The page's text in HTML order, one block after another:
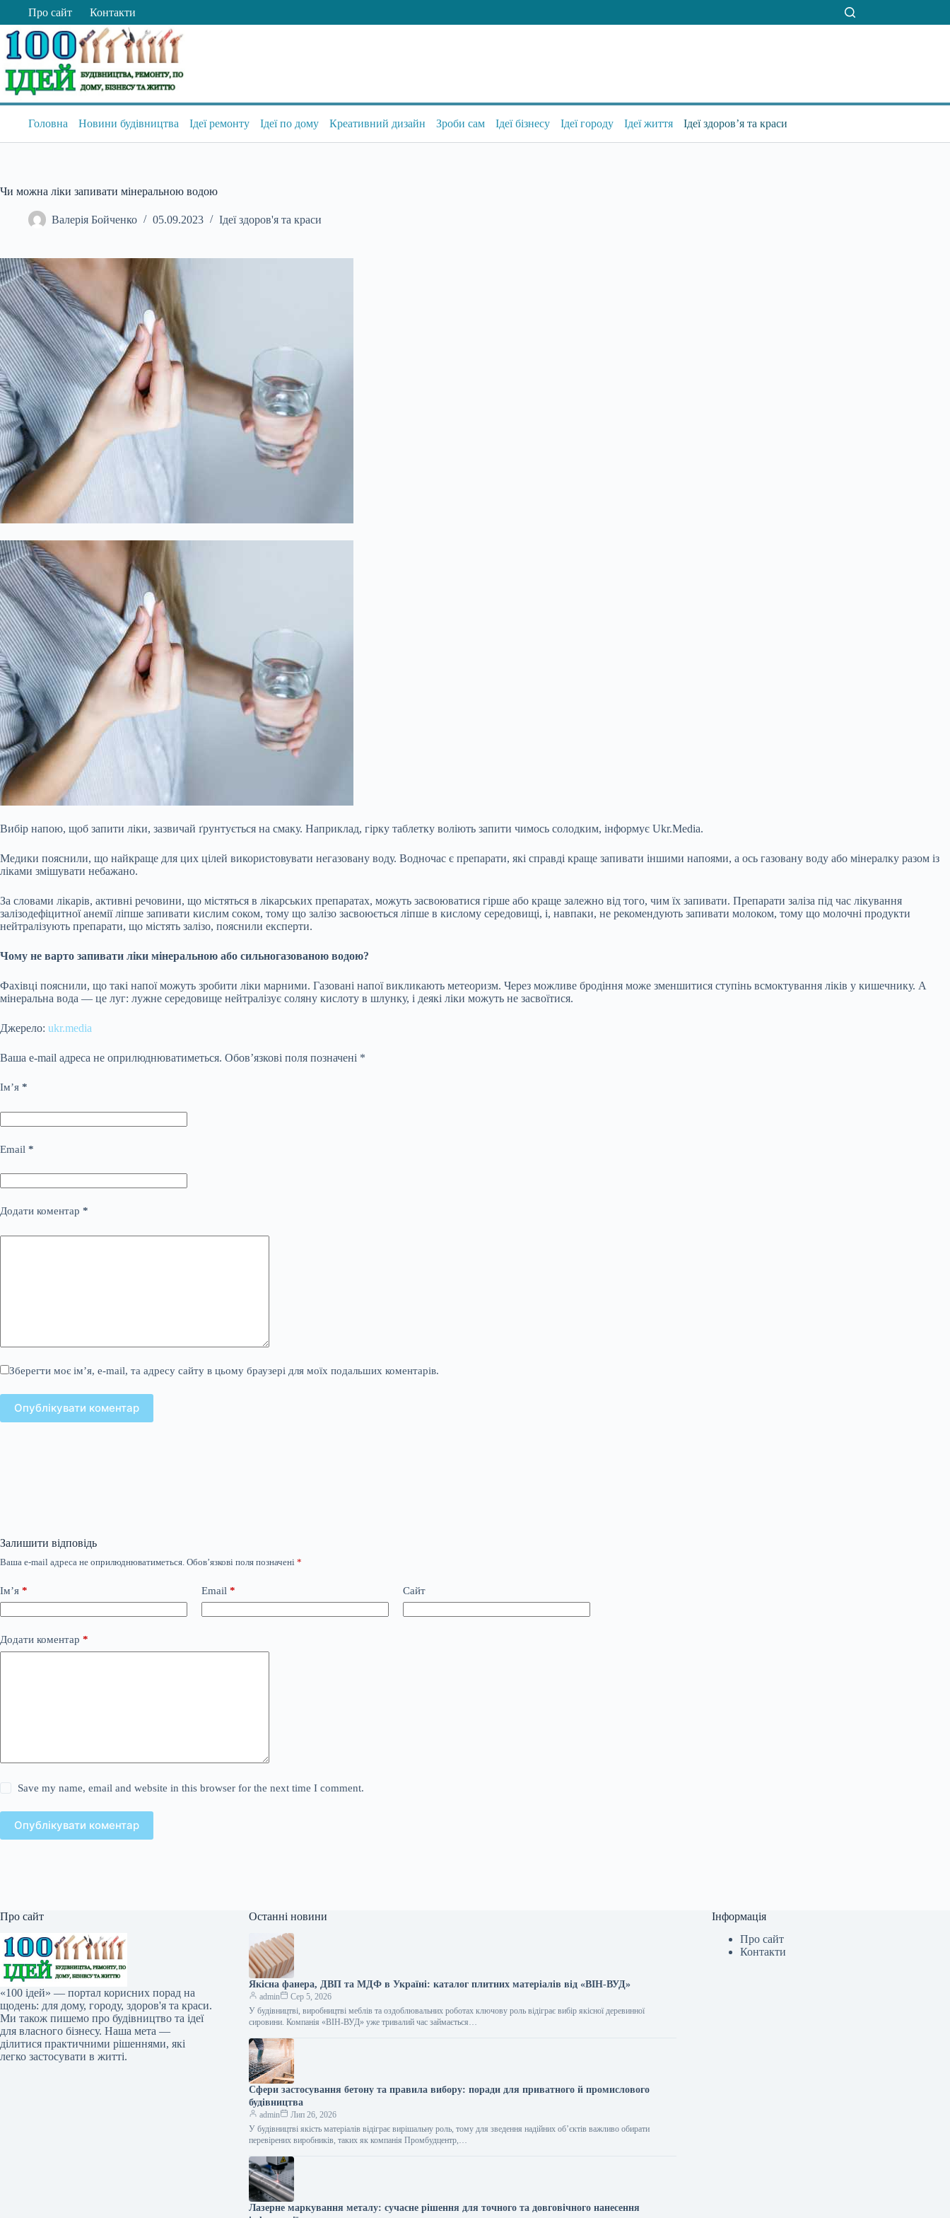
вмісту
Про сайт Контакти
Головна Новини будівництва Ідеї ремонту Ідеї по дому Креативний дизайн Зроби сам Ідеї бізнесу Ідеї городу Ідеї життя Ідеї здоров’я та краси
Чи можна ліки запивати мінеральною водою
Валерія Бойченко 05.09.2023 Ідеї здоров'я та краси
Вибір напою, щоб запити ліки, зазвичай ґрунтується на смаку. Наприклад, гірку таблетку воліють запити чимось солодким, інформує Ukr.Media.
Медики пояснили, що найкраще для цих цілей використовувати негазовану воду. Водночас є препарати, які справді краще запивати іншими напоями, а ось газовану воду або мінералку разом із
ліками змішувати небажано.
За словами лікарів, активні речовини, що містяться в лікарських препаратах, можуть засвоюватися гірше або краще залежно від того, чим їх запивати. Препарати заліза під час лікування
залізодефіцитної анемії ліпше запивати кислим соком, тому що залізо засвоюється ліпше в кислому середовищі, і, навпаки, не рекомендують запивати молоком, тому що молочні продукти
нейтралізують препарати, що містять залізо, пояснили експерти.
Чому не варто запивати ліки мінеральною або сильногазованою водою?
Фахівці пояснили, що такі напої можуть зробити ліки марними. Газовані напої викликають метеоризм. Через можливе бродіння може зменшитися ступінь всмоктування ліків у кишечнику. А
мінеральна вода — це луг: лужне середовище нейтралізує соляну кислоту в шлунку, і деякі ліки можуть не засвоїтися.
Джерело: ukr.media
Ваша e-mail адреса не оприлюднюватиметься. Обов’язкові поля позначені *
Ім’я *
Email *
Додати коментар *
Зберегти моє ім’я, e-mail, та адресу сайту в цьому браузері для моїх подальших коментарів.
Опублікувати коментар
Залишити відповідь
Ваша e-mail адреса не оприлюднюватиметься. Обов’язкові поля позначені *
Ім’я * Email * Сайт
Додати коментар *
Save my name, email and website in this browser for the next time I comment.
Опублікувати коментар
Про сайт
«100 ідей» — портал корисних порад на
щодень: для дому, городу, здоров'я та краси.
Ми також пишемо про будівництво та ідеї
для власного бізнесу. Наша мета —
ділитися практичними рішеннями, які
легко застосувати в житті.
Останні новини
Якісна фанера, ДВП та МДФ в Україні: каталог плитних матеріалів від «ВІН-ВУД»
admin
Сер 5, 2026
У будівництві, виробництві меблів та оздоблювальних роботах ключову роль відіграє вибір якісної деревинної
сировини. Компанія «ВІН-ВУД» уже тривалий час займається…
Сфери застосування бетону та правила вибору: поради для приватного й промислового
будівництва
admin
Лип 26, 2026
У будівництві якість матеріалів відіграє вирішальну роль, тому для зведення надійних об’єктів важливо обирати
перевірених виробників, таких як компанія Промбудцентр,…
Лазерне маркування металу: сучасне рішення для точного та довговічного нанесення
Інформація
Про сайт
Контакти